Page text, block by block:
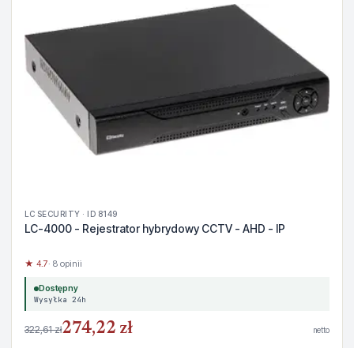
LC SECURITY · ID 8149
LC-4000 - Rejestrator hybrydowy CCTV - AHD - IP
★ 4.7· 8 opinii
Dostępny
Wysyłka 24h
322,61 zł274,22 zł netto